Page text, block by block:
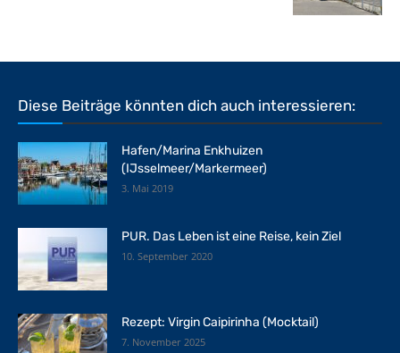
Diese Beiträge könnten dich auch interessieren:
Hafen/Marina Enkhuizen
(IJsselmeer/Markermeer)
3. Mai 2019
PUR. Das Leben ist eine Reise, kein Ziel
10. September 2020
Rezept: Virgin Caipirinha (Mocktail)
7. November 2025